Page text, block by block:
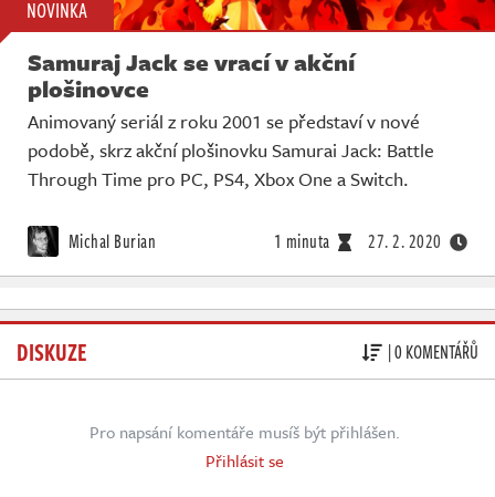
NOVINKA
Samuraj Jack se vrací v akční
plošinovce
Animovaný seriál z roku 2001 se představí v nové
podobě, skrz akční plošinovku Samurai Jack: Battle
Through Time pro PC, PS4, Xbox One a Switch.
Michal Burian 1 minuta 27. 2. 2020
DISKUZE | 0 KOMENTÁŘŮ
Pro napsání komentáře musíš být přihlášen.
Přihlásit se